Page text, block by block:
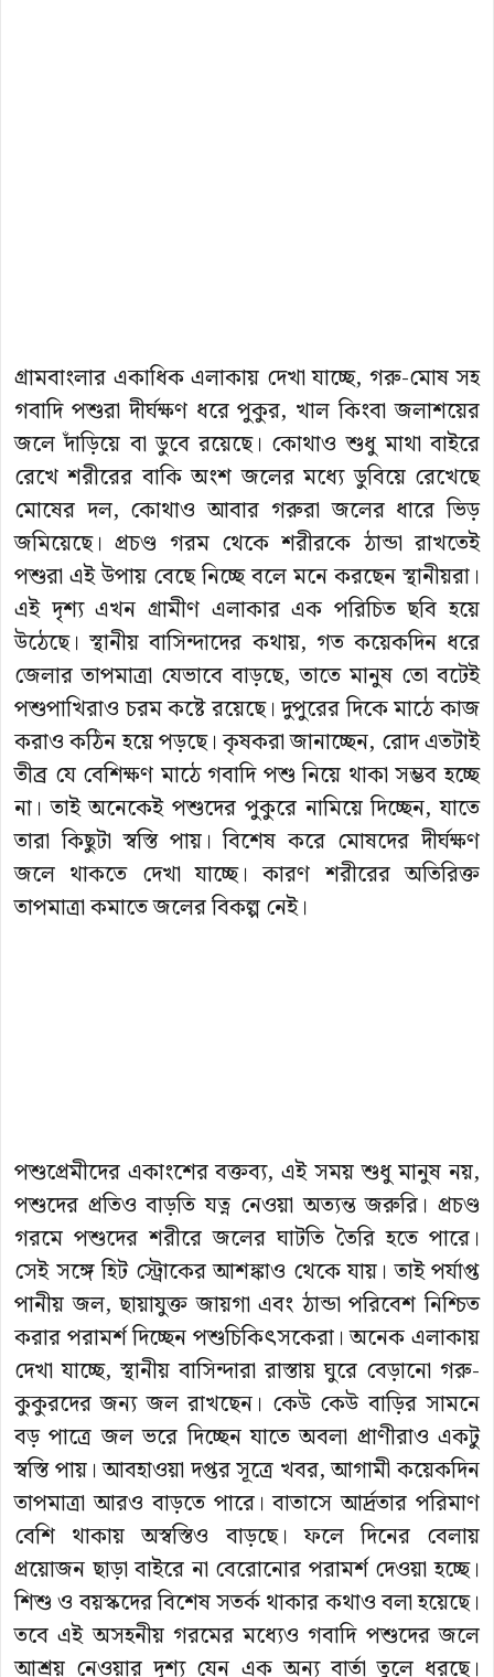
গ্রামবাংলার একাধিক এলাকায় দেখা যাচ্ছে, গরু-মোষ সহ
গবাদি পশুরা দীর্ঘক্ষণ ধরে পুকুর, খাল কিংবা জলাশয়ের
জলে দাঁড়িয়ে বা ডুবে রয়েছে। কোথাও শুধু মাথা বাইরে
রেখে শরীরের বাকি অংশ জলের মধ্যে ডুবিয়ে রেখেছে
মোষের দল, কোথাও আবার গরুরা জলের ধারে ভিড়
জমিয়েছে। প্রচণ্ড গরম থেকে শরীরকে ঠান্ডা রাখতেই
পশুরা এই উপায় বেছে নিচ্ছে বলে মনে করছেন স্থানীয়রা।
এই দৃশ্য এখন গ্রামীণ এলাকার এক পরিচিত ছবি হয়ে
উঠেছে। স্থানীয় বাসিন্দাদের কথায়, গত কয়েকদিন ধরে
জেলার তাপমাত্রা যেভাবে বাড়ছে, তাতে মানুষ তো বটেই
পশুপাখিরাও চরম কষ্টে রয়েছে। দুপুরের দিকে মাঠে কাজ
করাও কঠিন হয়ে পড়ছে। কৃষকরা জানাচ্ছেন, রোদ এতটাই
তীব্র যে বেশিক্ষণ মাঠে গবাদি পশু নিয়ে থাকা সম্ভব হচ্ছে
না। তাই অনেকেই পশুদের পুকুরে নামিয়ে দিচ্ছেন, যাতে
তারা কিছুটা স্বস্তি পায়। বিশেষ করে মোষদের দীর্ঘক্ষণ
জলে থাকতে দেখা যাচ্ছে। কারণ শরীরের অতিরিক্ত
তাপমাত্রা কমাতে জলের বিকল্প নেই।
পশুপ্রেমীদের একাংশের বক্তব্য, এই সময় শুধু মানুষ নয়,
পশুদের প্রতিও বাড়তি যত্ন নেওয়া অত্যন্ত জরুরি। প্রচণ্ড
গরমে পশুদের শরীরে জলের ঘাটতি তৈরি হতে পারে।
সেই সঙ্গে হিট স্ট্রোকের আশঙ্কাও থেকে যায়। তাই পর্যাপ্ত
পানীয় জল, ছায়াযুক্ত জায়গা এবং ঠান্ডা পরিবেশ নিশ্চিত
করার পরামর্শ দিচ্ছেন পশুচিকিৎসকেরা। অনেক এলাকায়
দেখা যাচ্ছে, স্থানীয় বাসিন্দারা রাস্তায় ঘুরে বেড়ানো গরু-
কুকুরদের জন্য জল রাখছেন। কেউ কেউ বাড়ির সামনে
বড় পাত্রে জল ভরে দিচ্ছেন যাতে অবলা প্রাণীরাও একটু
স্বস্তি পায়। আবহাওয়া দপ্তর সূত্রে খবর, আগামী কয়েকদিন
তাপমাত্রা আরও বাড়তে পারে। বাতাসে আর্দ্রতার পরিমাণ
বেশি থাকায় অস্বস্তিও বাড়ছে। ফলে দিনের বেলায়
প্রয়োজন ছাড়া বাইরে না বেরোনোর পরামর্শ দেওয়া হচ্ছে।
শিশু ও বয়স্কদের বিশেষ সতর্ক থাকার কথাও বলা হয়েছে।
তবে এই অসহনীয় গরমের মধ্যেও গবাদি পশুদের জলে
আশ্রয় নেওয়ার দৃশ্য যেন এক অন্য বার্তা তুলে ধরছে।